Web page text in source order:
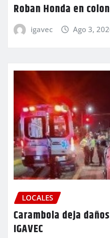
Roban Honda en
igavec Ago 3,
LOCALES
Carambola deja
IGAVEC